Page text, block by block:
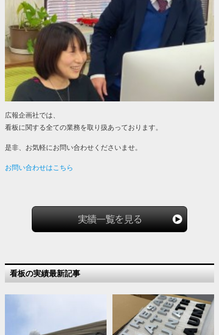
広報企画社では、
看板に関する全ての業務を取り扱あっております。
是非、お気軽にお問い合わせくださいませ。
お問い合わせはこちら
看板の実績最新記事